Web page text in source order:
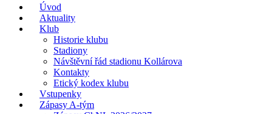
Úvod
Aktuality
Klub
Historie klubu
Stadiony
Návštěvní řád stadionu Kollárova
Kontakty
Etický kodex klubu
Vstupenky
Zápasy A-tým